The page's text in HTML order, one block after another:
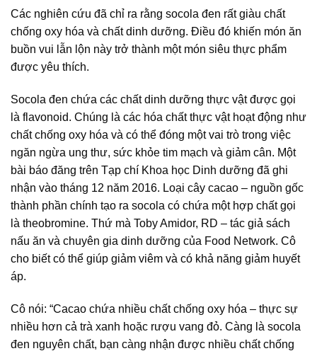
Các nghiên cứu đã chỉ ra rằng socola đen rất giàu chất
chống oxy hóa và chất dinh dưỡng. Điều đó khiến món ăn
buồn vui lẫn lộn này trở thành một món siêu thực phẩm
được yêu thích.
Socola đen chứa các chất dinh dưỡng thực vật được gọi
là flavonoid. Chúng là các hóa chất thực vật hoạt động như
chất chống oxy hóa và có thể đóng một vai trò trong việc
ngăn ngừa ung thư, sức khỏe tim mạch và giảm cân. Một
bài báo đăng trên Tạp chí Khoa học Dinh dưỡng đã ghi
nhận vào tháng 12 năm 2016. Loại cây cacao – nguồn gốc
thành phần chính tạo ra socola có chứa một hợp chất gọi
là theobromine. Thứ mà Toby Amidor, RD – tác giả sách
nấu ăn và chuyên gia dinh dưỡng của Food Network. Cô
cho biết có thể giúp giảm viêm và có khả năng giảm huyết
áp.
Cô nói: “Cacao chứa nhiều chất chống oxy hóa – thực sự
nhiều hơn cả trà xanh hoặc rượu vang đỏ. Càng là socola
đen nguyên chất, bạn càng nhận được nhiều chất chống